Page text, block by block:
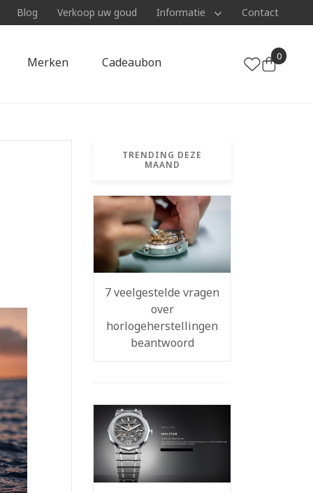
Blog Verkoop uw goud Informatie Contact
Merken Cadeaubon 0
TRENDING DEZE
MAAND
7 veelgestelde vragen
over
horlogeherstellingen
beantwoord